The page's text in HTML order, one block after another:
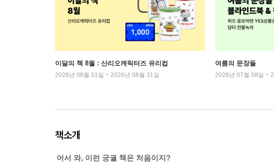
이달의 책 8월 : 산리오캐릭터즈 유리컵
2026년 08월 01일 ~ 2026년 08월 31일
여름의 문장들
2026년 07월 08일 ~
책소개
어서 와, 이런 궁궐 책은 처음이지?